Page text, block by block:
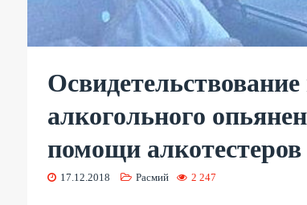
алкогольного
помощи алкотестеров
17.12.2018 Расмий 2 247